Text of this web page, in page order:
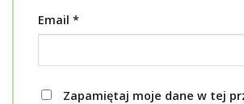
Email *
Zapamiętaj moje dane w tej